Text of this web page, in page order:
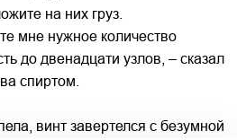
на них груз.
мне нужное количество
до двенадцати узлов, – сказал
спиртом.
винт завертелся с безумной